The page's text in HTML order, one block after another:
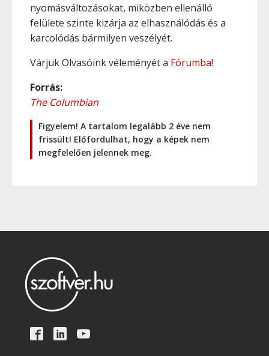
nyomásváltozásokat, miközben ellenálló
felülete szinte kizárja az elhasználódás és a
karcolódás bármilyen veszélyét.
Várjuk Olvasóink véleményét a Fórumba!
Forrás:
The Columbian
Figyelem! A tartalom legalább 2 éve nem
frissült! Előfordulhat, hogy a képek nem
megfelelően jelennek meg.